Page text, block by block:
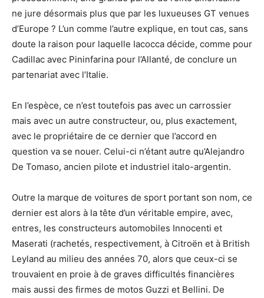
ne jure désormais plus que par les luxueuses GT venues
d’Europe ? L’un comme l’autre explique, en tout cas, sans
doute la raison pour laquelle Iacocca décide, comme pour
Cadillac avec Pininfarina pour l’Allanté, de conclure un
partenariat avec l’Italie.
En l’espèce, ce n’est toutefois pas avec un carrossier
mais avec un autre constructeur, ou, plus exactement,
avec le propriétaire de ce dernier que l’accord en
question va se nouer. Celui-ci n’étant autre qu’Alejandro
De Tomaso, ancien pilote et industriel italo-argentin.
Outre la marque de voitures de sport portant son nom, ce
dernier est alors à la tête d’un véritable empire, avec,
entres, les constructeurs automobiles Innocenti et
Maserati (rachetés, respectivement, à Citroën et à British
Leyland au milieu des années 70, alors que ceux-ci se
trouvaient en proie à de graves difficultés financières
mais aussi des firmes de motos Guzzi et Bellini. De